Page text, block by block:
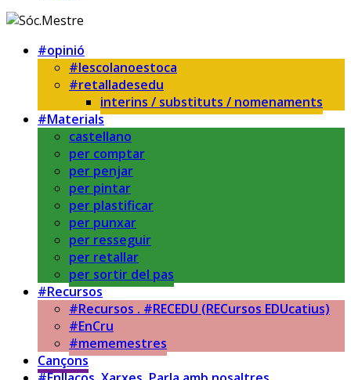
#opinió
#lescolanoestoca
#retalladesedu
interins / substituts / nomenaments
#Materials
castellano
per comptar
per penjar
per pintar
per plastificar
per punxar
per resseguir
per retallar
per sortir del pas
#Recursos
#Recursos . #RECEDU (RECursos EDUcatius)
#EnCru
#mememestres
Cançons